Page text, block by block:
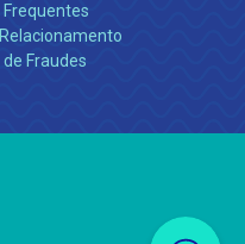
Relacionamento
de Fraudes